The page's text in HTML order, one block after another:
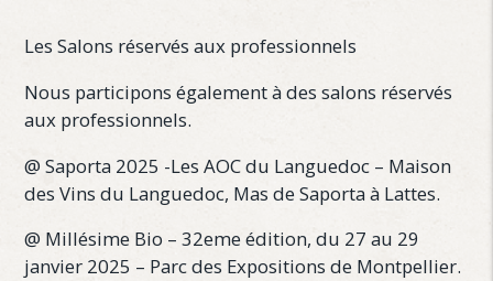
Les Salons réservés aux professionnels
Nous participons également à des salons réservés
aux professionnels.
@ Saporta 2025 -Les AOC du Languedoc – Maison
des Vins du Languedoc, Mas de Saporta à Lattes.
@ Millésime Bio – 32eme édition, du 27 au 29
janvier 2025 – Parc des Expositions de Montpellier.